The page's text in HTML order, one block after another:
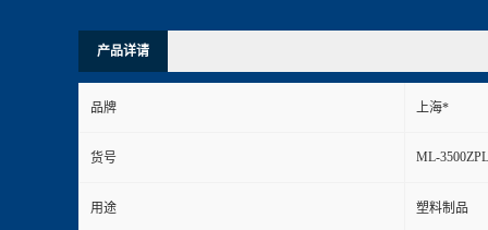
产品详请
品牌 上海*
货号 ML-3500ZPL
用途 塑料制品